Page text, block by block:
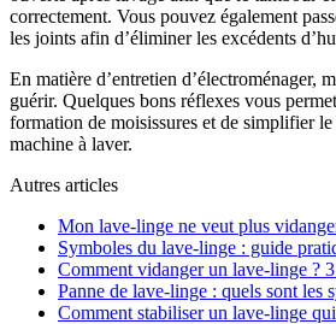
correctement. Vous pouvez également
les joints afin d’éliminer les excédents
En matière d’entretien d’électroménager,
guérir. Quelques bons réflexes vous
formation de moisissures et de simplifier
machine à laver.
Autres articles
Mon lave-linge ne veut plus
Symboles du lave-linge : guide
Comment vidanger un lave-linge ?
Panne de lave-linge : quels sont les
Comment stabiliser un lave-linge